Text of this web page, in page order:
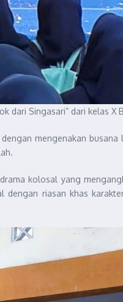
dari Singasari” dari kelas X
mengenakan
kolosal yang
riasan khas